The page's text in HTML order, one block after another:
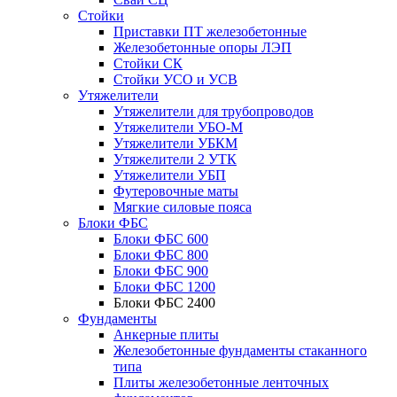
Стойки
Приставки ПТ железобетонные
Железобетонные опоры ЛЭП
Стойки СК
Стойки УСО и УСВ
Утяжелители
Утяжелители для трубопроводов
Утяжелители УБО-М
Утяжелители УБКМ
Утяжелители 2 УТК
Утяжелители УБП
Футеровочные маты
Мягкие силовые пояса
Блоки ФБС
Блоки ФБС 600
Блоки ФБС 800
Блоки ФБС 900
Блоки ФБС 1200
Блоки ФБС 2400
Фундаменты
Анкерные плиты
Железобетонные фундаменты стаканного
типа
Плиты железобетонные ленточных